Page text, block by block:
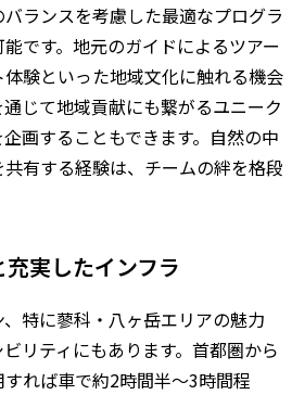
ランスを考慮した最適なプログラ
です。地元のガイドによるツアー
験といった地域文化に触れる機会
じて地域貢献にも繋がるユニーク
画することもできます。自然の中
有する経験は、チームの絆を格段
実したインフラ
特に蓼科・八ヶ岳エリアの魅力
リティにもあります。首都圏から
れば車で約2時間半〜3時間程